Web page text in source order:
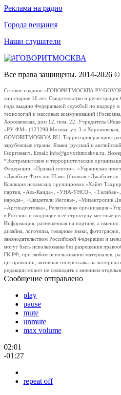
Реклама на радио
Города вещания
Наши слушатели
Все права защищены. 2014-2026
Сетевое издание «ГОВОРИТМОСКВА.РУ/
лиц старше 16 лет. Свидетельство о
года выдано Федеральной службой по надзору
технологий и массовых коммуникаций
Хорошевская, дом 12, пом. 22. Учредитель
«РУ ФМ» (123298 Москва, ул. 3-я Хорошевская,
GOVORITMOSKVA.RU. Территория
зарубежные страны. Языки: русский и
Георгиевич. Email: info@govoritmoskva.ru.
*Экстремистские и террористические
Федерации: «Правый сектор», «Украинская
«Джабхат Фатх аш-Шам» (бывшая «Джабхат ан-
Коалиция исламских группировок «Хайят
партия, «Аль-Каида», «УНА-УНСО», «Талибан»,
народа», «Свидетели Иеговы», «Мизантропик
«Артподготовка», Религиозная организация
в России» и входящие в ее структуру местные
Информация, размещенная на портале, а именно:
дизайна, логотипы, товарные знаки,
законодательством Российской Федерации и
могут быть использованы без разрешения
ГК РФ, при любом использовании материалов,
цитировании, активная гиперссылка на материал
редакции может не совпадать с мнением
Сообщение отправлено
play
pause
mute
unmute
max volume
02:01
-01:27
repeat off